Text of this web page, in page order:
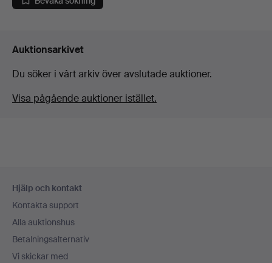
Auktionsarkivet
Du söker i vårt arkiv över avslutade auktioner.
Visa pågående auktioner istället.
Hjälp och kontakt
Kontakta support
Alla auktionshus
Betalningsalternativ
Vi skickar med